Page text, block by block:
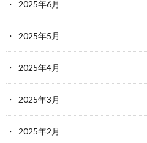
2025年6月
2025年5月
2025年4月
2025年3月
2025年2月